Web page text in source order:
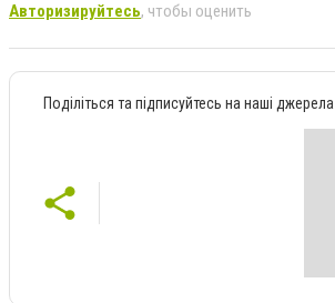
Авторизируйтесь, чтобы оценить
Поділіться та підписуйтесь на наші джерела